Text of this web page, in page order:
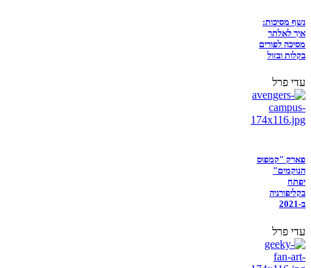
נשף מסיכות:
איך לאלתר
מסיכה לפורים
בקלות ובזול
עדי פרל
פארק "קמפוס
הנוקמים"
יפתח
בקליפורניה
ב-2021
עדי פרל